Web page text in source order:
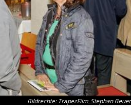
Bildrechte:TrapezFilm_Stephan